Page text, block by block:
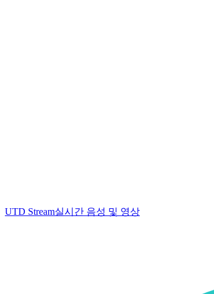
UTD Stream실시간 음성 및 영상